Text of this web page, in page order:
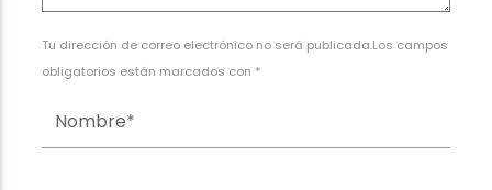
Tu dirección de correo electrónico no será publicada.Los campos
obligatorios están marcados con *